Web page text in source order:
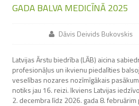
GADA BALVA MEDICĪNĀ 2025
Dāvis Deivids Bukovskis
Latvijas Ārstu biedrība (LĀB) aicina
profesionāļus un ikvienu piedalīties
veselības nozares nozīmīgākais
notiks jau 16. reizi. Ikviens Latvijas
2. decembra līdz 2026. gada 8.